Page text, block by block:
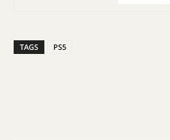
TAGS PS5